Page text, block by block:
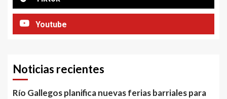
Youtube
Noticias recientes
Río Gallegos planifica nuevas ferias barriales para